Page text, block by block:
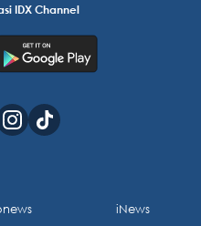
IDX Channel
iNews